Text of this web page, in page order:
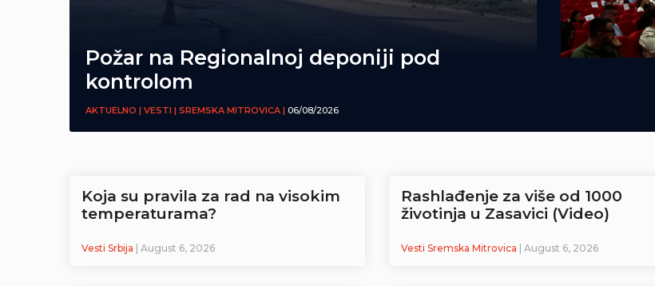
Požar na Regionalnoj deponiji pod
kontrolom
AKTUELNO | VESTI | SREMSKA MITROVICA | 06/08/2026
Koja su pravila za rad na visokim
temperaturama?
Vesti Srbija | August 6, 2026
Rashlađenje za više od 1000
životinja u Zasavici (Video)
Vesti Sremska Mitrovica | August 6, 2026